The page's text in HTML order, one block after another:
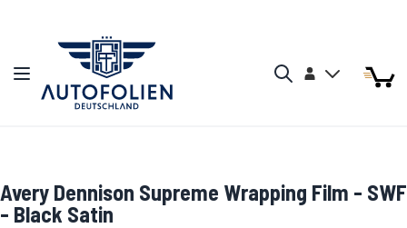
Navigation umschalten Konto Mein
Avery Dennison Supreme Wrapping Film - SWF
- Black Satin